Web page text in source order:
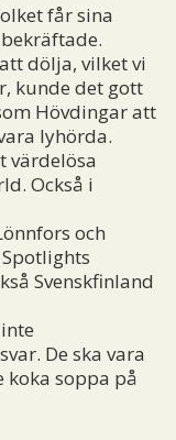
får sina
dölja, vilket vi
kunde det gott
Hövdingar att
lyhörda.
värdelösa
Också i
och
Svenskfinland
De ska vara
koka soppa på